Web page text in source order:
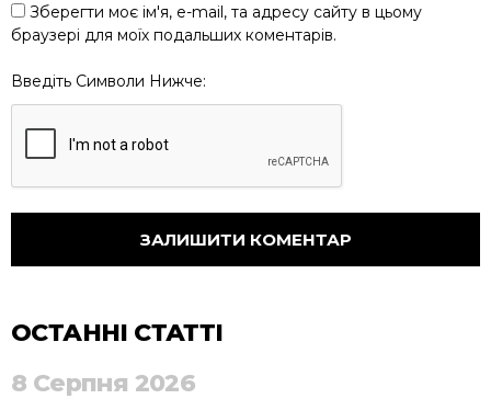
Зберегти моє ім'я, e-mail, та адресу сайту в цьому
браузері для моїх подальших коментарів.
Введіть Символи Нижче:
ОСТАННІ СТАТТІ
8 Серпня 2026